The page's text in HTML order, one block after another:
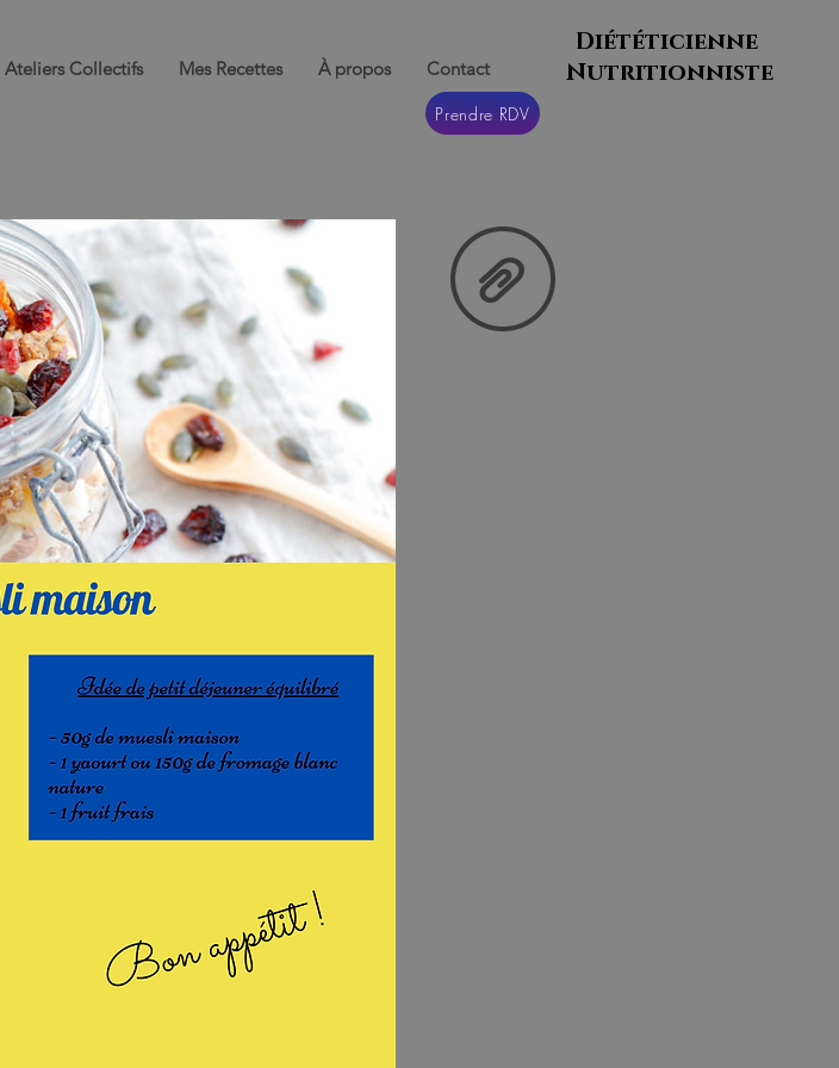
Ateliers Collectifs Mes Recettes À propos
Contact
Prendre RDV
Diététicienne
Nutritionniste